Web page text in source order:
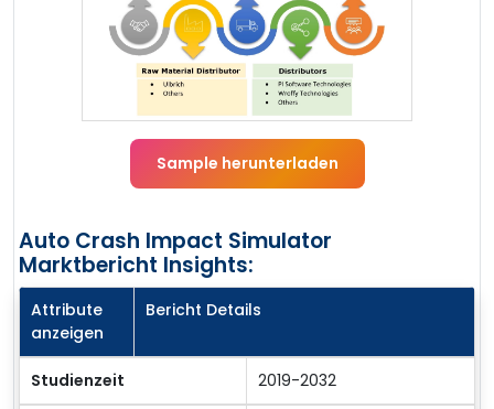
Sample herunterladen
Auto Crash Impact Simulator
Marktbericht Insights:
Attribute
anzeigen
Bericht Details
Studienzeit 2019-2032